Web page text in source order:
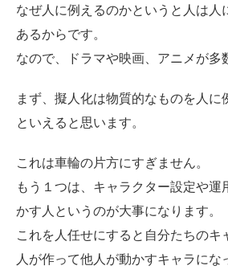
なぜ人に例えるのかというと人は人
あるからです。
なので、ドラマや映画、アニメが多
まず、擬人化は物質的なものを人に
といえると思います。
これは車輪の片方にすぎません。
もう１つは、キャラクター設定や運
かす人というのが大事になります。
これを人任せにすると自分たちのキ
人が作って他人が動かすキャラにな